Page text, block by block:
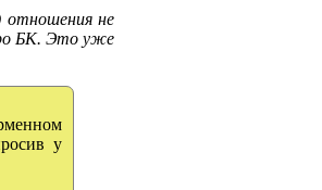
не
БК. Это уже
у